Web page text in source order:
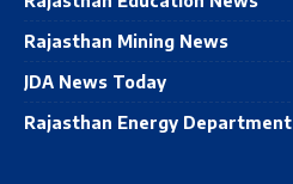
Rajasthan Mining News
JDA News Today
Rajasthan Energy Department